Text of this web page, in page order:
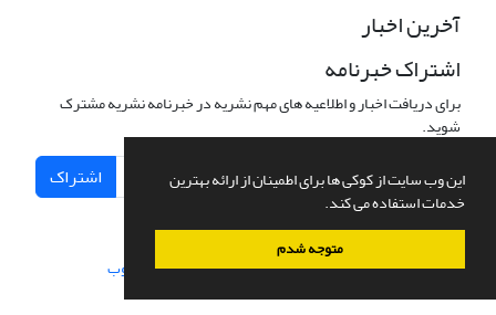
این وب سایت از کوکی ها برای اطمینان از ارائه بهترین
خدمات استفاده می کند.
متوجه شدم
آخرین اخبار
اشتراک خبرنامه
برای دریافت اخبار و اطلاعیه های مهم نشریه در خبرنامه نشریه مشترک
شوید.
اشتراک
سامانه مدیریت نشریات علمی.طراحی و پیاده سازی از سیناوب